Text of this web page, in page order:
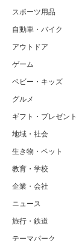
スポーツ用品
自動車・バイク
アウトドア
ゲーム
ベビー・キッズ
グルメ
ギフト・プレゼント
地域・社会
生き物・ペット
教育・学校
企業・会社
ニュース
旅行・鉄道
テーマパーク